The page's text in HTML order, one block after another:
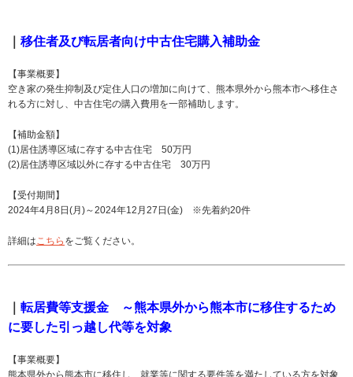
移住者及び転居者向け中古住宅購入補助金
【事業概要】
空き家の発生抑制及び定住人口の増加に向けて、熊本県外から熊本市へ移住さ
れる方に対し、中古住宅の購入費用を一部補助します。
【補助金額】
(1)居住誘導区域に存する中古住宅 50万円
(2)居住誘導区域以外に存する中古住宅 30万円
【受付期間】
2024年4月8日(月)～2024年12月27日(金) ※先着約20件
詳細はこちら をご覧ください。
転居費等支援金 ～熊本県外から熊本市に移住するため
に要した引っ越し代等を対象
【事業概要】